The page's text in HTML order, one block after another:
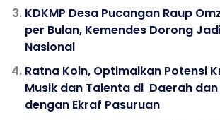
KDKMP Desa Pucangan Raup
per Bulan, Kemendes Dorong
Nasional
Ratna Koin, Optimalkan Potensi
Musik dan Talenta di Daerah
dengan Ekraf Pasuruan